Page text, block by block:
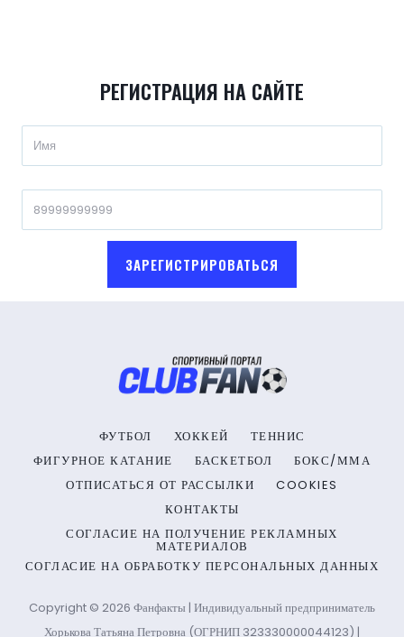
РЕГИСТРАЦИЯ НА САЙТЕ
ЗАРЕГИСТРИРОВАТЬСЯ
ФУТБОЛ ХОККЕЙ
ТЕННИС
ФИГУРНОЕ КАТАНИЕ
БАСКЕТБОЛ
БОКС/ММА
ОТПИСАТЬСЯ ОТ РАССЫЛКИ
COOKIES
КОНТАКТЫ
СОГЛАСИЕ НА ПОЛУЧЕНИЕ РЕКЛАМНЫХ
МАТЕРИАЛОВ
СОГЛАСИЕ НА ОБРАБОТКУ ПЕРСОНАЛЬНЫХ ДАННЫХ
Copyright © 2026 Фанфакты | Индивидуальный предприниматель
Хорькова Татьяна Петровна (ОГРНИП 323330000044123) |